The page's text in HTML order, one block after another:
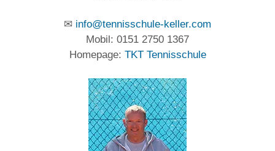
✉ info@tennisschule-keller.com
Mobil: 0151 2750 1367
Homepage: TKT Tennisschule